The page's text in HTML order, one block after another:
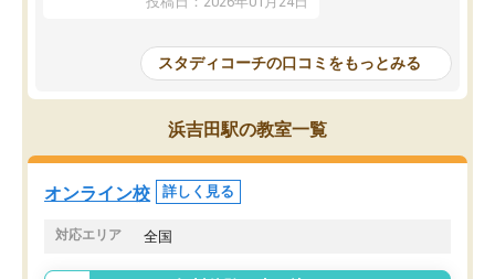
たです。コーチが現役大学生で相談し
安も気軽に話せました。勉強習慣が身
についたと感じています。また、チャ
ットで質問できるのも便利でした。一
人では迷いがちだった受験勉強を、最
だと思います。
性が良くなかったです。
モチベーションが上がら
にやめてしまいました。
の方の予定が空いていな
スタディコーチの口コミをもっとみる
浜吉田駅の教室一覧
オンライン校 詳しく見る
対応エリア 全国